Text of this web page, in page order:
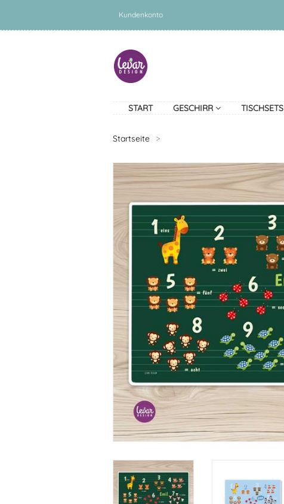
Kundenkonto
START GESCHIRR TISCHSETS
Startseite >